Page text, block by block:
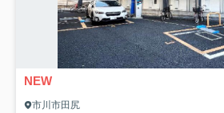
NEW
市川市田尻